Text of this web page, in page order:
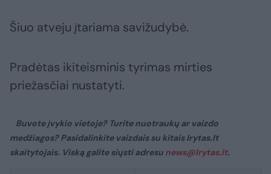
Šiuo atveju įtariama savižudybė.
Pradėtas ikiteisminis tyrimas mirties
priežasčiai nustatyti.
Buvote įvykio vietoje? Turite nuotraukų ar vaizdo
medžiagos? Pasidalinkite vaizdais su kitais lrytas.lt
skaitytojais. Viską galite siųsti adresu news@lrytas.lt.